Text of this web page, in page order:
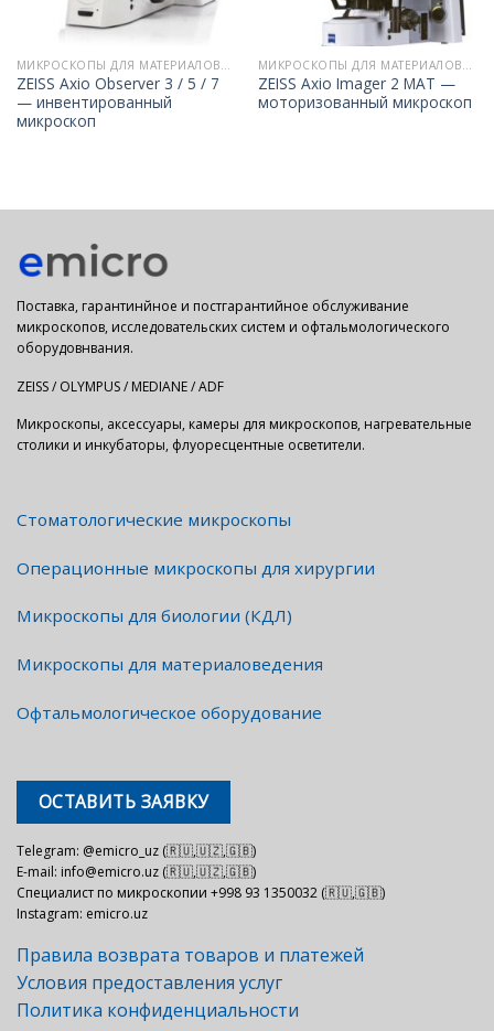
ZEISS Axio Observer 3 / 5 / 7
— инвентированный
микроскоп
ZEISS Axio Imager 2 MAT —
моторизованный микроскоп
Поставка, гарантинйное и постгарантийное обслуживание
микроскопов, исследовательских систем и офтальмологического
оборудовнвания.
ZEISS / OLYMPUS / MEDIANE / ADF
Микроскопы, аксессуары, камеры для микроскопов, нагревательные
столики и инкубаторы, флуоресцентные осветители.
Стоматологические микроскопы
Операционные микроскопы для хирургии
Микроскопы для биологии (КДЛ)
Микроскопы для материаловедения
Офтальмологическое оборудование
ОСТАВИТЬ ЗАЯВКУ
Telegram: @emicro_uz (🇷🇺,🇺🇿,🇬🇧)
E-mail: info@emicro.uz (🇷🇺,🇺🇿,🇬🇧)
Специалист по микроскопии +998 93 1350032 (🇷🇺,🇬🇧)
Instagram: emicro.uz
Правила возврата товаров и платежей
Условия предоставления услуг
Политика конфиденциальности